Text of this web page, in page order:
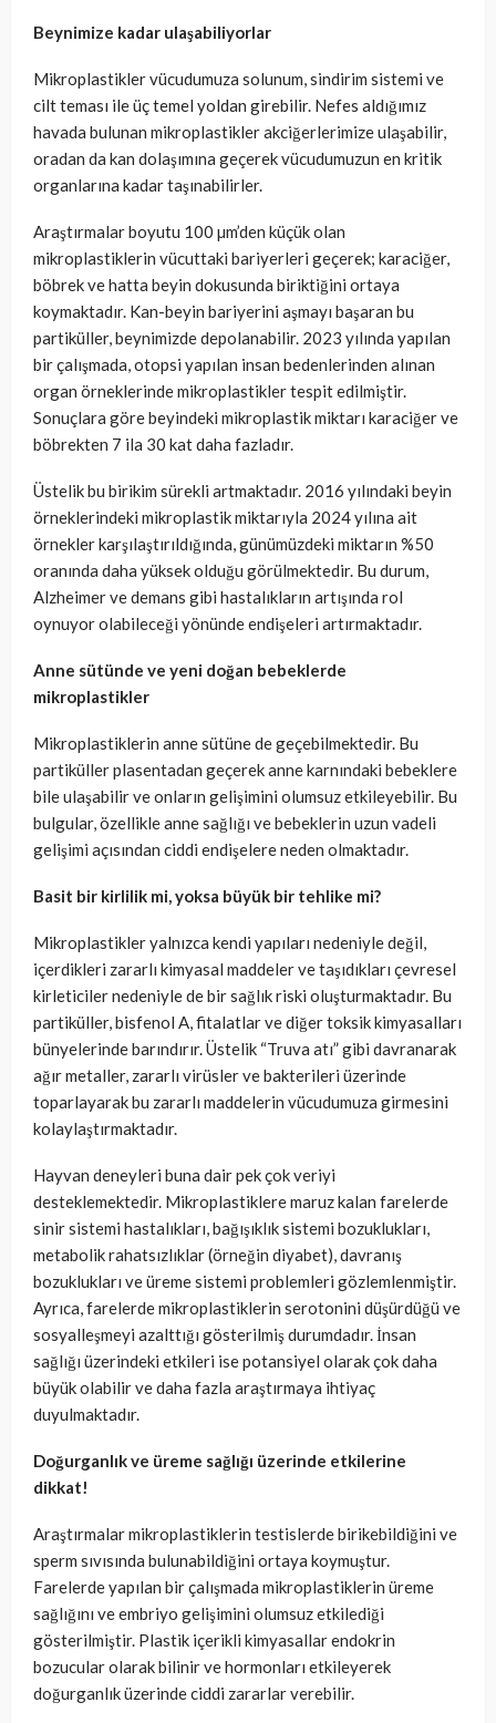
Beynimize kadar ulaşabiliyorlar
Mikroplastikler vücudumuza solunum, sindirim sistemi ve
cilt teması ile üç temel yoldan girebilir. Nefes aldığımız
havada bulunan mikroplastikler akciğerlerimize ulaşabilir,
oradan da kan dolaşımına geçerek vücudumuzun en kritik
organlarına kadar taşınabilirler.
Araştırmalar boyutu 100 µm’den küçük olan
mikroplastiklerin vücuttaki bariyerleri geçerek; karaciğer,
böbrek ve hatta beyin dokusunda biriktiğini ortaya
koymaktadır. Kan-beyin bariyerini aşmayı başaran bu
partiküller, beynimizde depolanabilir. 2023 yılında yapılan
bir çalışmada, otopsi yapılan insan bedenlerinden alınan
organ örneklerinde mikroplastikler tespit edilmiştir.
Sonuçlara göre beyindeki mikroplastik miktarı karaciğer ve
böbrekten 7 ila 30 kat daha fazladır.
Üstelik bu birikim sürekli artmaktadır. 2016 yılındaki beyin
örneklerindeki mikroplastik miktarıyla 2024 yılına ait
örnekler karşılaştırıldığında, günümüzdeki miktarın %50
oranında daha yüksek olduğu görülmektedir. Bu durum,
Alzheimer ve demans gibi hastalıkların artışında rol
oynuyor olabileceği yönünde endişeleri artırmaktadır.
Anne sütünde ve yeni doğan bebeklerde
mikroplastikler
Mikroplastiklerin anne sütüne de geçebilmektedir. Bu
partiküller plasentadan geçerek anne karnındaki bebeklere
bile ulaşabilir ve onların gelişimini olumsuz etkileyebilir. Bu
bulgular, özellikle anne sağlığı ve bebeklerin uzun vadeli
gelişimi açısından ciddi endişelere neden olmaktadır.
Basit bir kirlilik mi, yoksa büyük bir tehlike mi?
Mikroplastikler yalnızca kendi yapıları nedeniyle değil,
içerdikleri zararlı kimyasal maddeler ve taşıdıkları çevresel
kirleticiler nedeniyle de bir sağlık riski oluşturmaktadır. Bu
partiküller, bisfenol A, fitalatlar ve diğer toksik kimyasalları
bünyelerinde barındırır. Üstelik “Truva atı” gibi davranarak
ağır metaller, zararlı virüsler ve bakterileri üzerinde
toparlayarak bu zararlı maddelerin vücudumuza girmesini
kolaylaştırmaktadır.
Hayvan deneyleri buna dair pek çok veriyi
desteklemektedir. Mikroplastiklere maruz kalan farelerde
sinir sistemi hastalıkları, bağışıklık sistemi bozuklukları,
metabolik rahatsızlıklar (örneğin diyabet), davranış
bozuklukları ve üreme sistemi problemleri gözlemlenmiştir.
Ayrıca, farelerde mikroplastiklerin serotonini düşürdüğü ve
sosyalleşmeyi azalttığı gösterilmiş durumdadır. İnsan
sağlığı üzerindeki etkileri ise potansiyel olarak çok daha
büyük olabilir ve daha fazla araştırmaya ihtiyaç
duyulmaktadır.
Doğurganlık ve üreme sağlığı üzerinde etkilerine
dikkat!
Araştırmalar mikroplastiklerin testislerde birikebildiğini ve
sperm sıvısında bulunabildiğini ortaya koymuştur.
Farelerde yapılan bir çalışmada mikroplastiklerin üreme
sağlığını ve embriyo gelişimini olumsuz etkilediği
gösterilmiştir. Plastik içerikli kimyasallar endokrin
bozucular olarak bilinir ve hormonları etkileyerek
doğurganlık üzerinde ciddi zararlar verebilir.